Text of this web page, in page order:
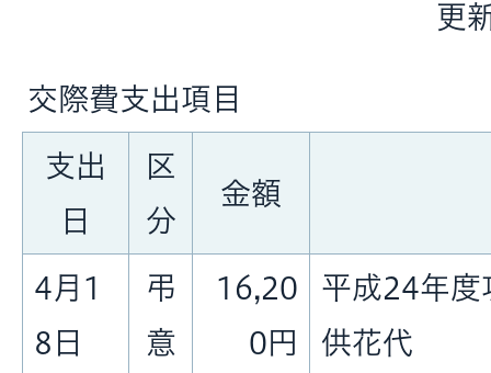
更
交際費支出項目
支出
日
区
分
金額
4月1
8日
弔
意
16,20
0円
平成24年度
供花代